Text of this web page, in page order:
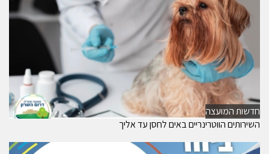
חדשות המועצה
השירותים הווטרינריים באים לחסן עד אליך